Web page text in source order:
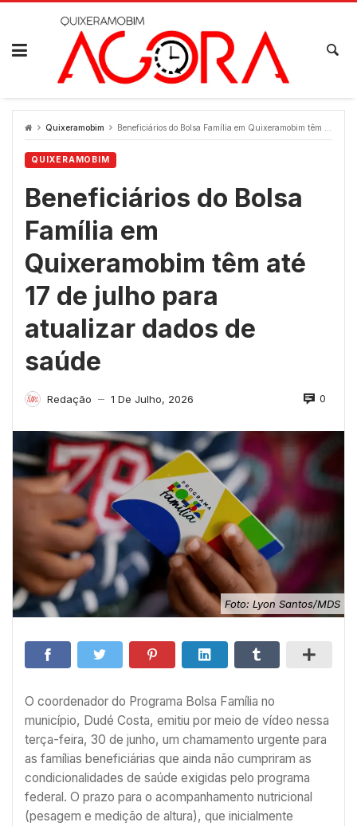
Skip
Quixeramobim Beneficiários do Bolsa Família em Quixeramobim têm até 17 de julho para atualizar dados de saúde
QUIXERAMOBIM
Beneficiários do Bolsa
Família em
Quixeramobim têm até
17 de julho para
atualizar dados de
saúde
Redação — 1 De Julho, 2026 0
Foto: Lyon Santos/MDS
O coordenador do Programa Bolsa Família no
município, Dudé Costa, emitiu por meio de vídeo nessa
terça-feira, 30 de junho, um chamamento urgente para
as famílias beneficiárias que ainda não cumpriram as
condicionalidades de saúde exigidas pelo programa
federal. O prazo para o acompanhamento nutricional
(pesagem e medição de altura), que inicialmente